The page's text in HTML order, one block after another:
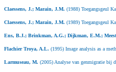
Claessens, J.; Marain, J.M. (1988) Toegangsgeul
Claessens, J.; Marain, J.M. (1989) Toegangsgeul
Ens, B.J.; Brinkman, A.G.; Dijkman, E.M.;
Flachier Troya, A.L. (1995) Image analysis as a
Larmuseau, M. (2005) Analyse van genmigratie bij